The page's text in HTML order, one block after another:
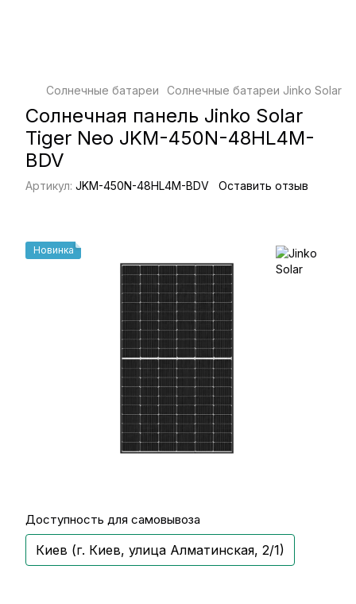
Солнечные батареи Солнечные батареи Jinko Solar
Солнечная панель Jinko Solar
Tiger Neo JKM-450N-48HL4M-
BDV
Артикул: JKM-450N-48HL4M-BDV Оставить отзыв
Новинка
Доступность для самовывоза
Киев (г. Киев, улица Алматинская, 2/1)